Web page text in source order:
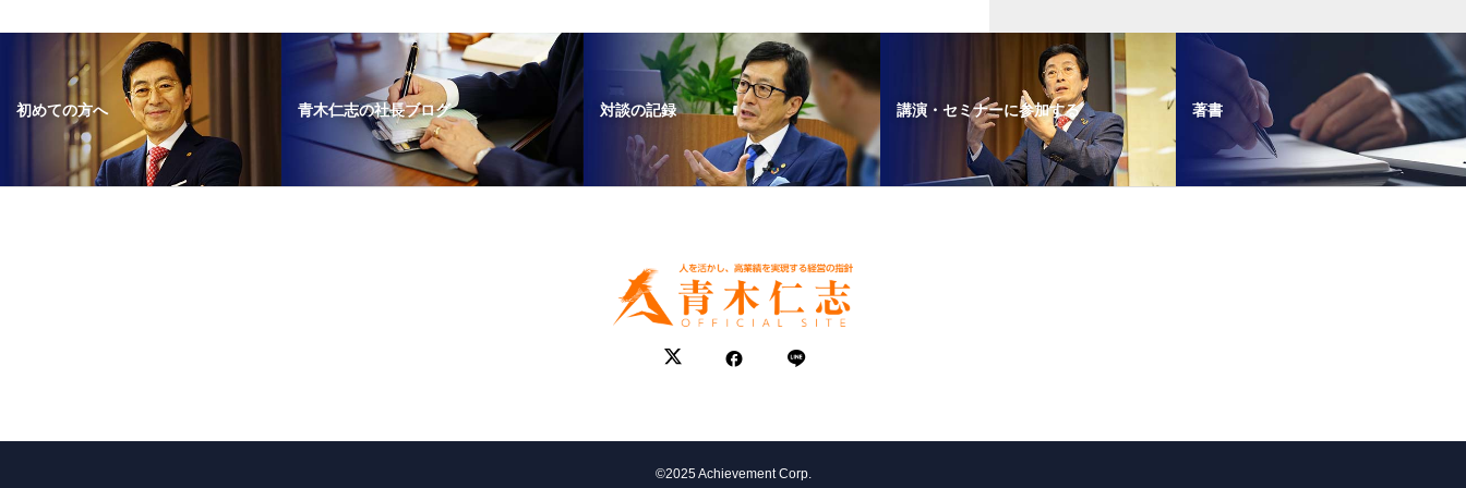
っ
て
く
だ
さ
い。
初めての方へ 青木仁志の社長ブログ 対談の記録 講演・セミナーに参加する 著書
©2025 Achievement Corp.